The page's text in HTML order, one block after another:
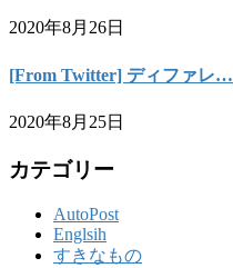
2020年8月26日
[From Twitter] ディファレ…
2020年8月25日
カテゴリー
AutoPost
Englsih
すきなもの